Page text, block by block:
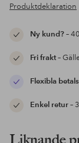
Produktdeklaration
Ny kund?–
Fri frakt–
Flexibla
Enkel retur–
Liknande